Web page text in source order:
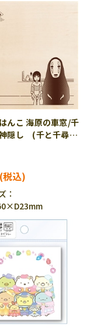
んこ 海原の車窓/千
隠し (千と千尋の
：